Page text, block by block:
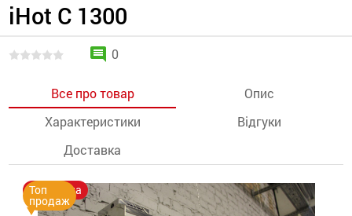
iHot C 1300
comment 0
Все про товар
Опис
Характеристики
Відгуки
Доставка
Суперціна
Топ
продаж